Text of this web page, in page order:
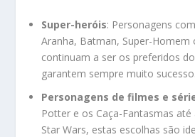
Super-heróis: Personagens
Aranha, Batman, Super-Homem
continuam a ser os preferidos
garantem sempre muito sucesso.
Personagens de filmes e
Potter e os Caça-Fantasmas
Star Wars, estas escolhas são